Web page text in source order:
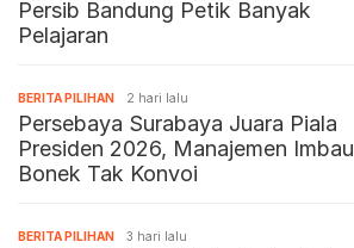
Persib Bandung Petik Banyak
Pelajaran
BERITA PILIHAN 2 hari lalu
Persebaya Surabaya Juara Piala
Presiden 2026, Manajemen Imbau
Bonek Tak Konvoi
BERITA PILIHAN 3 hari lalu